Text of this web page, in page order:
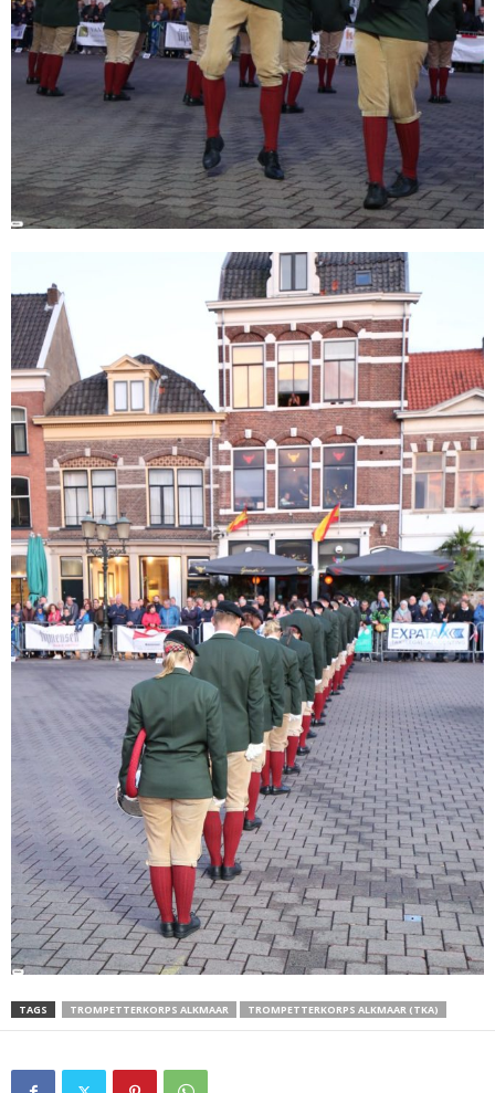
TAGS TROMPETTERKORPS ALKMAAR TROMPETTERKORPS ALKMAAR (TKA)